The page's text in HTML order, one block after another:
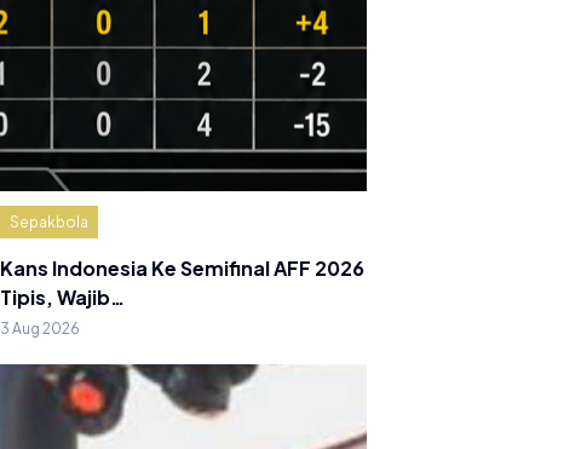
Sepakbola
Kans Indonesia Ke Semifinal AFF 2026
Tipis, Wajib…
3 Aug 2026